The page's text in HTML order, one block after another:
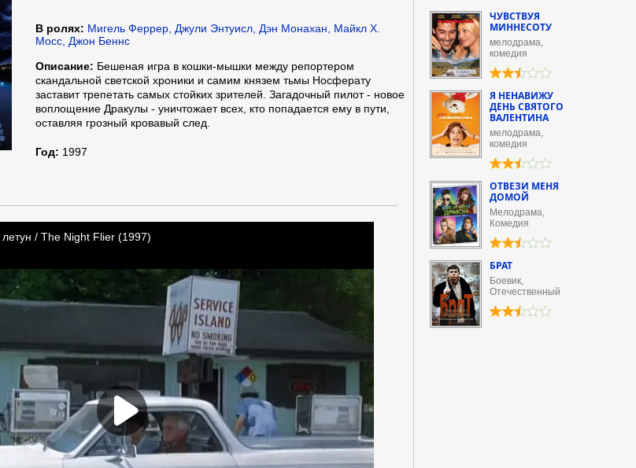
В ролях: Мигель Феррер, Джули Энтуисл, Дэн Монахан, Майкл Х.
Мосс, Джон Беннс
Описание: Бешеная игра в кошки-мышки между репортером
скандальной светской хроники и самим князем тьмы Носферату
заставит трепетать самых стойких зрителей. Загадочный пилот - новое
воплощение Дракулы - уничтожает всех, кто попадается ему в пути,
оставляя грозный кровавый след.
Год: 1997
ЧУВСТВУЯ
МИННЕСОТУ
мелодрама,
комедия
Я НЕНАВИЖУ
ДЕНЬ СВЯТОГО
ВАЛЕНТИНА
мелодрама,
комедия
ОТВЕЗИ МЕНЯ
ДОМОЙ
Мелодрама,
Комедия
БРАТ
Боевик,
Отечественный